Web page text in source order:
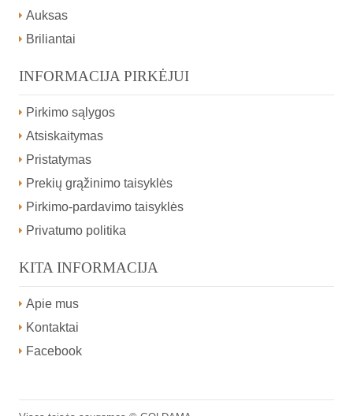
Auksas
Briliantai
INFORMACIJA PIRKĖJUI
Pirkimo sąlygos
Atsiskaitymas
Pristatymas
Prekių grąžinimo taisyklės
Pirkimo-pardavimo taisyklės
Privatumo politika
KITA INFORMACIJA
Apie mus
Kontaktai
Facebook